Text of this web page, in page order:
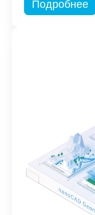
Подробнее